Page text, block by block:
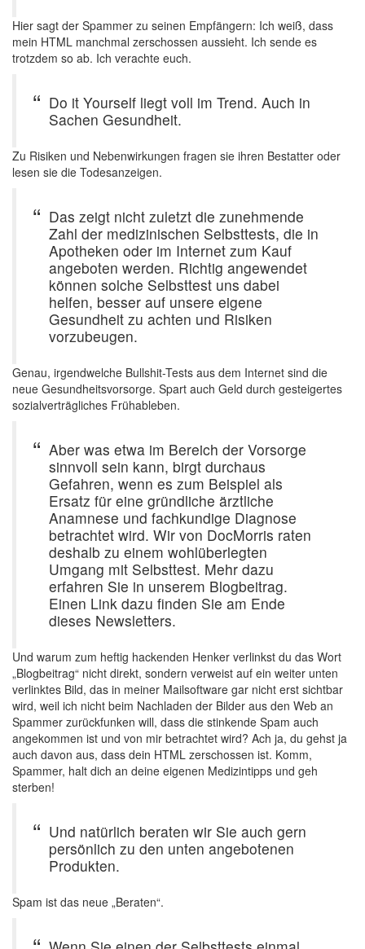
Hier sagt der Spammer zu seinen Empfängern: Ich weiß, dass
mein HTML manchmal zerschossen aussieht. Ich sende es
trotzdem so ab. Ich verachte euch.
Do it Yourself liegt voll im Trend. Auch in
Sachen Gesundheit.
Zu Risiken und Nebenwirkungen fragen sie ihren Bestatter oder
lesen sie die Todesanzeigen.
Das zeigt nicht zuletzt die zunehmende
Zahl der medizinischen Selbsttests, die in
Apotheken oder im Internet zum Kauf
angeboten werden. Richtig angewendet
können solche Selbsttest uns dabei
helfen, besser auf unsere eigene
Gesundheit zu achten und Risiken
vorzubeugen.
Genau, irgendwelche Bullshit-Tests aus dem Internet sind die
neue Gesundheitsvorsorge. Spart auch Geld durch gesteigertes
sozialverträgliches Frühableben.
Aber was etwa im Bereich der Vorsorge
sinnvoll sein kann, birgt durchaus
Gefahren, wenn es zum Beispiel als
Ersatz für eine gründliche ärztliche
Anamnese und fachkundige Diagnose
betrachtet wird. Wir von DocMorris raten
deshalb zu einem wohlüberlegten
Umgang mit Selbsttest. Mehr dazu
erfahren Sie in unserem Blogbeitrag.
Einen Link dazu finden Sie am Ende
dieses Newsletters.
Und warum zum heftig hackenden Henker verlinkst du das Wort
„Blogbeitrag“ nicht direkt, sondern verweist auf ein weiter unten
verlinktes Bild, das in meiner Mailsoftware gar nicht erst sichtbar
wird, weil ich nicht beim Nachladen der Bilder aus den Web an
Spammer zurückfunken will, dass die stinkende Spam auch
angekommen ist und von mir betrachtet wird? Ach ja, du gehst ja
auch davon aus, dass dein HTML zerschossen ist. Komm,
Spammer, halt dich an deine eigenen Medizintipps und geh
sterben!
Und natürlich beraten wir Sie auch gern
persönlich zu den unten angebotenen
Produkten.
Spam ist das neue „Beraten“.